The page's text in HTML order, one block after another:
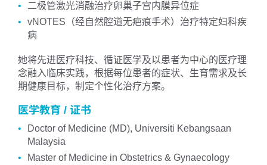
二极管激光消融治疗卵巢子宫内膜异位症
vNOTES（经自然腔道无疤痕手术）治疗特定妇科疾
病
她将先进医疗科技、循证医学及以患者为中心的医疗理
念融入临床实践，根据每位患者的症状、生育需求及长
期健康目标，制定个性化治疗方案。
医学教育 / 证书
Doctor of Medicine (MD), Universiti Kebangsaan
Malaysia
Master of Medicine in Obstetrics & Gynaecology